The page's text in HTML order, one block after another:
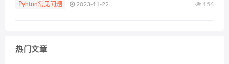
Pyhton常见问题 2023-11-22 156
热门文章